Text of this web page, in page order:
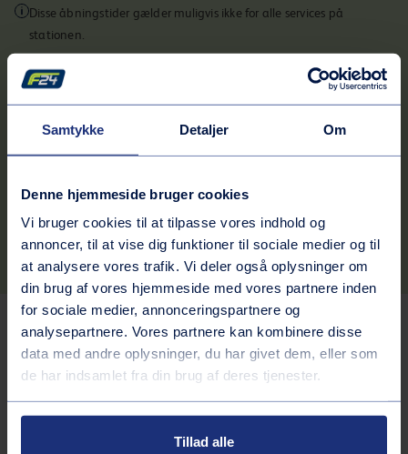
Samtykke Detaljer Om
Denne hjemmeside bruger cookies
Vi bruger cookies til at tilpasse vores indhold og
annoncer, til at vise dig funktioner til sociale medier og til
at analysere vores trafik. Vi deler også oplysninger om
din brug af vores hjemmeside med vores partnere inden
for sociale medier, annonceringspartnere og
analysepartnere. Vores partnere kan kombinere disse
data med andre oplysninger, du har givet dem, eller som
de har indsamlet fra din brug af deres tjenester.
Tillad alle
Disse åbningstider gælder muligvis ikke for alle services på
stationen.
Kontaktinformation
Adresse
Nørregade 34
7470 Frederiks
Telefonnummer
70242424
Tjenester på stationen
Bilvask